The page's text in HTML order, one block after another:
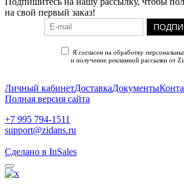
на свой первый заказ!
Я согласен на обработку
и получение рекламной рассылки от
Личный кабинетДоставкаДокументы
Полная версия сайта
+7 995 794-1511
support@zidans.ru
Сделано в InSales